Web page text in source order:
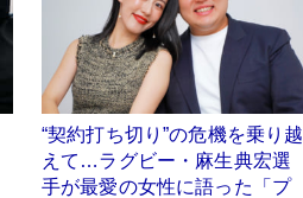
“契約打ち切り”の危機を乗り越
えて…ラグビー・麻生典宏選
手が最愛の女性に語った「プ